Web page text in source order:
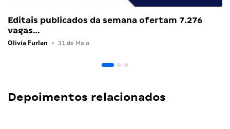
Editais publicados da semana ofertam 7.276
vagas…
Olivia Furlan • 31 de Maio
Depoimentos relacionados